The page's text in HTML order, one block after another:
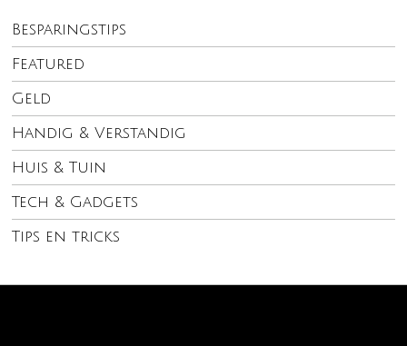
Besparingstips
Featured
Geld
Handig & Verstandig
Huis & Tuin
Tech & Gadgets
Tips en tricks